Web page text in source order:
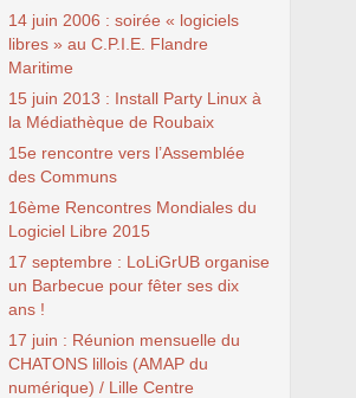
14 juin 2006 : soirée « logiciels
libres » au C.P.I.E. Flandre
Maritime
15 juin 2013 : Install Party Linux à
la Médiathèque de Roubaix
15e rencontre vers l’Assemblée
des Communs
16ème Rencontres Mondiales du
Logiciel Libre 2015
17 septembre : LoLiGrUB organise
un Barbecue pour fêter ses dix
ans !
17 juin : Réunion mensuelle du
CHATONS lillois (AMAP du
numérique) / Lille Centre